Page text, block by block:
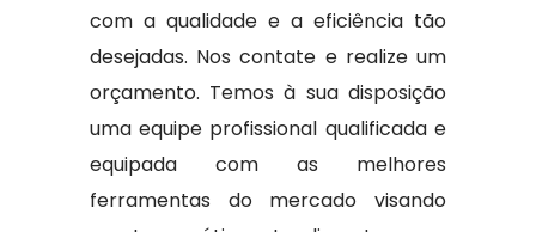
com a qualidade e a eficiência tão
desejadas. Nos contate e realize um
orçamento. Temos à sua disposição
uma equipe profissional qualificada e
equipada com as melhores
ferramentas do mercado visando